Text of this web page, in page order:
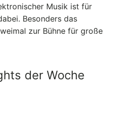
Musik ist für
Besonders das
zur Bühne für große
der Woche